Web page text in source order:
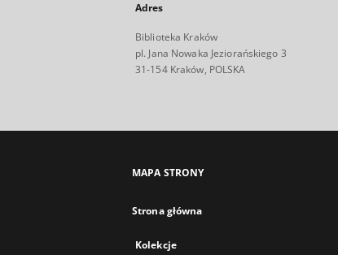
Adres
Biblioteka Kraków
pl. Jana Nowaka Jeziorańskiego 3
31-154 Kraków, POLSKA
MAPA STRONY
Strona główna
Kolekcje